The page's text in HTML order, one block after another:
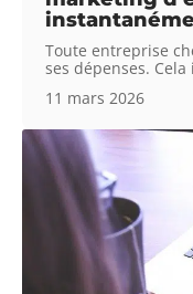
Toute entreprise
ses dépenses.
11 mars 2026